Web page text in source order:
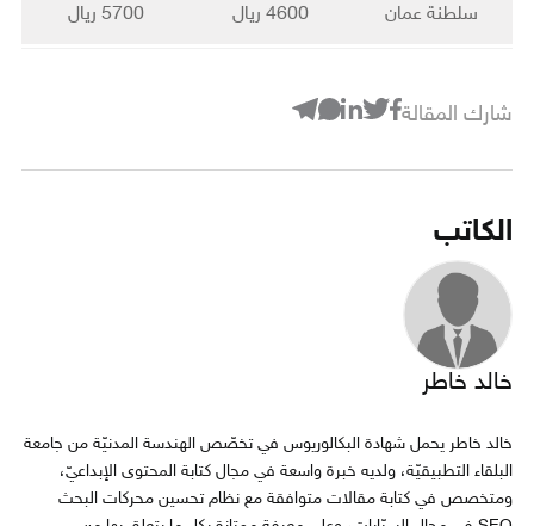
سلطنة عمان 4600 ريال 5700 ريال
شارك المقالة
الكاتب
خالد خاطر
خالد خاطر يحمل شهادة البكالوريوس في تخصّص الهندسة المدنيّة من جامعة
البلقاء التطبيقيّة، ولديه خبرة واسعة في مجال كتابة المحتوى الإبداعيّ،
ومتخصص في كتابة مقالات متوافقة مع نظام تحسين محركات البحث